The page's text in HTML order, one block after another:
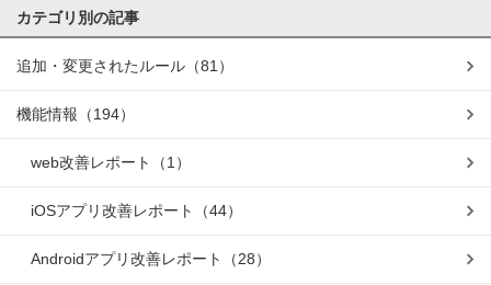
カテゴリ別の記事
追加・変更されたルール （81）
機能情報 （194）
web改善レポート （1）
iOSアプリ改善レポート （44）
Androidアプリ改善レポート （28）